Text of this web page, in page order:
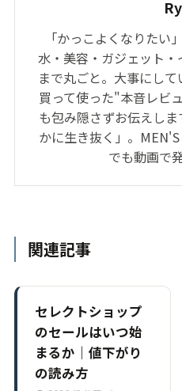
関連記事
セレクトショップ
のセールはいつ始
まるか｜値下がり
のオリジナルは買
いか｜値札とタグ
の見方
2026/8/3(Mon)